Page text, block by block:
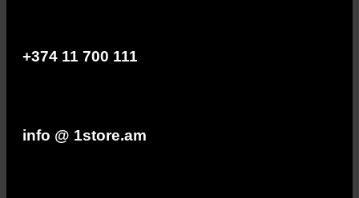
+374 11 700 111
info @ 1store.am